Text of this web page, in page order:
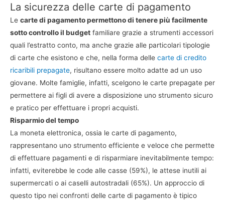
La sicurezza delle carte di pagamento
Le carte di pagamento permettono di tenere più facilmente
sotto controllo il budget familiare grazie a strumenti accessori
quali l’estratto conto, ma anche grazie alle particolari tipologie
di carte che esistono e che, nella forma delle carte di credito
ricaribili prepagate, risultano essere molto adatte ad un uso
giovane. Molte famiglie, infatti, scelgono le carte prepagate per
permettere ai figli di avere a disposizione uno strumento sicuro
e pratico per effettuare i propri acquisti.
Risparmio del tempo
La moneta elettronica, ossia le carte di pagamento,
rappresentano uno strumento efficiente e veloce che permette
di effettuare pagamenti e di risparmiare inevitabilmente tempo:
infatti, eviterebbe le code alle casse (59%), le attese inutili ai
supermercati o ai caselli autostradali (65%). Un approccio di
questo tipo nei confronti delle carte di pagamento è tipico